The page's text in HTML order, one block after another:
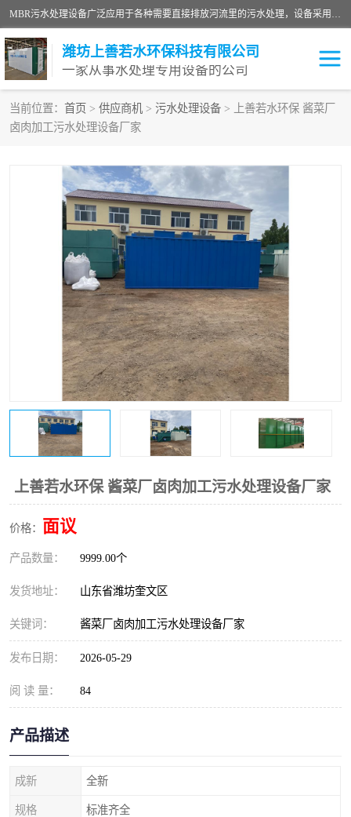
MBR污水处理设备广泛应用于各种需要直接排放河流里的污水处理，设备采用膜生物反应器（Membrane Bioreactor,简称MBR〕技术，取代了传统工艺中的二沉池，它可以*地进行固液分离，得到直接使用的稳定中水，又可在生物池内维持高浓度的微生物量，工艺剩余污泥少，极有效地去除氨氮，出水悬浮物和浊度接近于零，出水中细菌和病毒被大幅度去除，能耗低，占地面积小。
潍坊上善若水环保科技有限公司
一家从事水处理专用设备的公司
当前位置： 首页 > 供应商机 > 污水处理设备 > 上善若水环保 酱菜厂
卤肉加工污水处理设备厂家
上善若水环保 酱菜厂卤肉加工污水处理设备厂家
价格： 面议
产品数量： 9999.00个
发货地址： 山东省潍坊奎文区
关键词： 酱菜厂卤肉加工污水处理设备厂家
发布日期： 2026-05-29
阅 读 量： 84
产品描述
成新 全新
规格 标准齐全